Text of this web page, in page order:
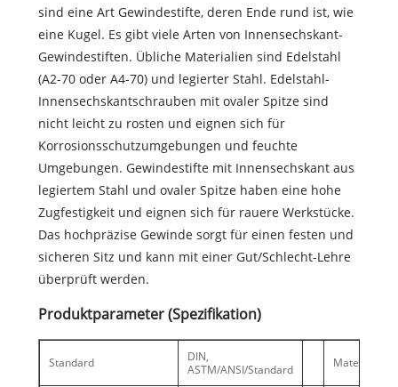
sind eine Art Gewindestifte, deren Ende rund ist, wie
eine Kugel. Es gibt viele Arten von Innensechskant-
Gewindestiften. Übliche Materialien sind Edelstahl
(A2-70 oder A4-70) und legierter Stahl. Edelstahl-
Innensechskantschrauben mit ovaler Spitze sind
nicht leicht zu rosten und eignen sich für
Korrosionsschutzumgebungen und feuchte
Umgebungen. Gewindestifte mit Innensechskant aus
legiertem Stahl und ovaler Spitze haben eine hohe
Zugfestigkeit und eignen sich für rauere Werkstücke.
Das hochpräzise Gewinde sorgt für einen festen und
sicheren Sitz und kann mit einer Gut/Schlecht-Lehre
überprüft werden.
Produktparameter (Spezifikation)
Standard
DIN,
ASTM/ANSI/Standard
Material